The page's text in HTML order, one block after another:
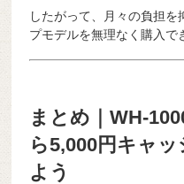
したがって、月々の負担
プモデルを無理なく購入で
まとめ｜WH-
ら5,000円キャ
よう